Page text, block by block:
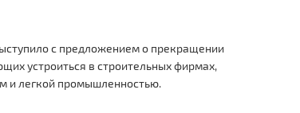
с предложением о прекращении
устроиться в строительных фирмах,
и легкой промышленностью.